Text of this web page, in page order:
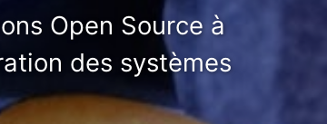
Open Source à
des systèmes